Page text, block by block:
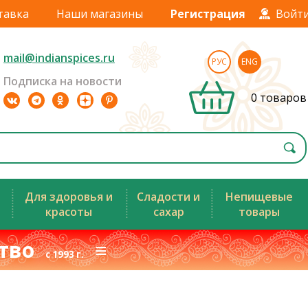
Наши магазины Регистрация
mail@indianspices.ru
Подписка на новости
РУС ENG
0 товаров
Для здоровья и
красоты
Сладости и
сахар
Непищевые
товары
с 1993 г.≡